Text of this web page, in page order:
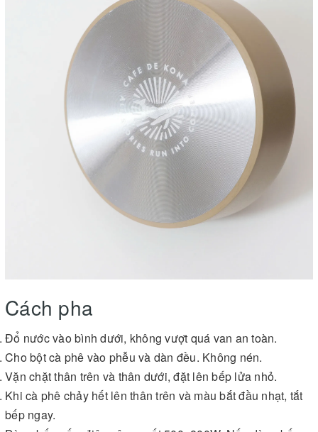
Cách pha
Đổ nước vào bình dưới, không vượt quá van an toàn.
Cho bột cà phê vào phễu và dàn đều. Không nén.
Vặn chặt thân trên và thân dưới, đặt lên bếp lửa nhỏ.
Khi cà phê chảy hết lên thân trên và màu bắt đầu nhạt, tắt
bếp ngay.